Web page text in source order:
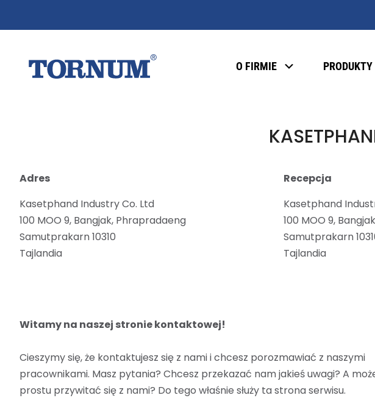
O FIRMIE PRODUKTY
Adres
Kasetphand Industry Co. Ltd
100 MOO 9, Bangjak, Phrapradaeng
Samutprakarn 10310
Tajlandia
Recepcja
Kasetphand
100 MOO 9,
Samutprakarn
Tajlandia
Witamy na naszej stronie kontaktowej!
Cieszymy się, że kontaktujesz się z nami i chcesz porozmawiać z naszymi
pracownikami. Masz pytania? Chcesz przekazać nam jakieś uwagi? A
prostu przywitać się z nami? Do tego właśnie służy ta strona serwisu.